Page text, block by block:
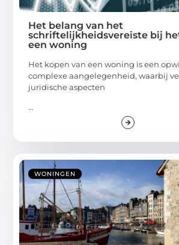
Het belang van het
schriftelijkheidsvereiste bij
een woning
Het kopen van een woning is een
complexe aangelegenheid, waarbij
juridische aspecten
...
WONINGEN